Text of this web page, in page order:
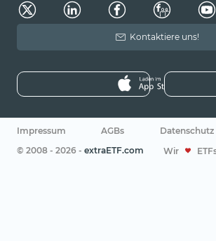
Kontaktiere uns!
Impressum AGBs Datenschutz
© 2008 - 2026 - extraETF.com Wir